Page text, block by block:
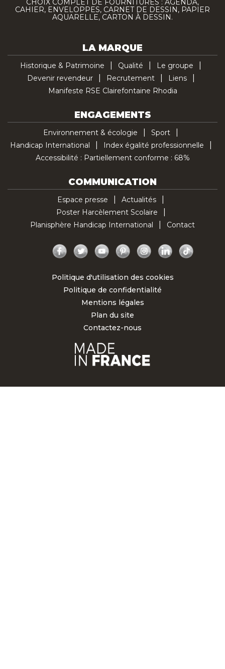
CHOIX COMPLET DE FOURNITURES : AGENDA,
CAHIER, ENVELOPPES, CARNET DE DESSIN, PAPIER
AQUARELLE, CARTON À DESSIN.
LA MARQUE
Historique & Patrimoine Qualité
Le groupe
Devenir revendeur
Recrutement
Liens
Manifeste RSE Clairefontaine Rhodia
ENGAGEMENTS
Environnement & écologie
Sport
Handicap International
Index égalité professionnelle
Accessibilité : Partiellement conforme : 68%
COMMUNICATION
Espace presse
Actualités
Poster Harcèlement Scolaire
Planisphère Handicap International
Contact
Facebook
Twitter YouTubePinterestInstagramLinkedIn
Politique d'utilisation des cookies
Politique de confidentialité
Mentions légales
Plan du site
Contactez-nous